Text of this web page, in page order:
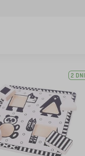
2 DNI